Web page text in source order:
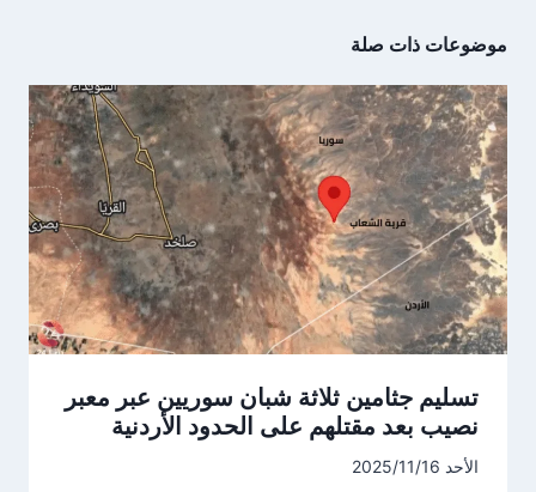
موضوعات ذات صلة
تسليم جثامين ثلاثة شبان سوريين عبر معبر
نصيب بعد مقتلهم على الحدود الأردنية
الأحد 2025/11/16